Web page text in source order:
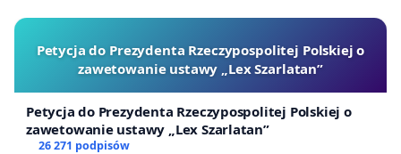
Petycja do Prezydenta Rzeczypospolitej Polskiej o
zawetowanie ustawy „Lex Szarlatan”
Petycja do Prezydenta Rzeczypospolitej Polskiej o
zawetowanie ustawy „Lex Szarlatan”
26 271 podpisów